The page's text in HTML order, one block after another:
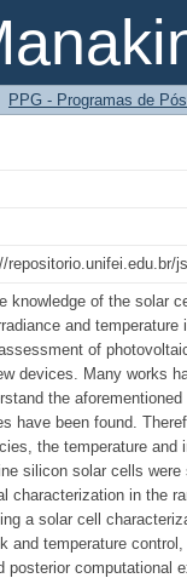
e
PPG - Programas de
repositorio.unifei.edu.br/
knowledge of the solar
and
of
devices. Many works
the
have been found.
the temperature and
silicon solar cells
characterization in the
a solar cell
and temperature
posterior computational